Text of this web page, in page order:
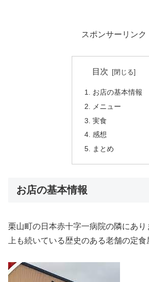
スポンサーリンク
目次
お店の基本情報
メニュー
実食
感想
まとめ
お店の基本情報
栗山町の日本赤十字一病院の隣にあり
上も続いている歴史のある老舗の定食